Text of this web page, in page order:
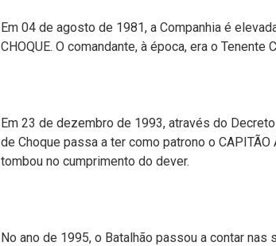
Em 04 de agosto de 1981, a Companhia é
CHOQUE. O comandante, à época, era o Tenente
Em 23 de dezembro de 1993, através do
de Choque passa a ter como patrono o CAPITÃO
tombou no cumprimento do dever.
No ano de 1995, o Batalhão passou a contar nas